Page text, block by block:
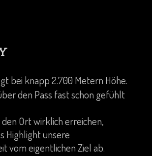
bei knapp 2.700 Metern Höhe.
den Pass fast schon gefühlt
Ort wirklich erreichen,
Highlight unsere
vom eigentlichen Ziel ab.